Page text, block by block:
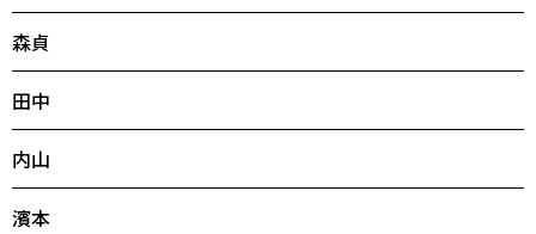
森貞
田中
内山
濱本